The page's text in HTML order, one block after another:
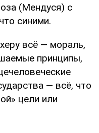
(Мендуся) с
синими.
всё — мораль,
принципы,
— всё, что
цели или